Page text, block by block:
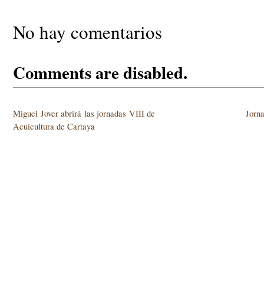
No hay comentarios
Comments are disabled.
Miguel Jover abrirá las jornadas VIII de
Acuicultura de Cartaya